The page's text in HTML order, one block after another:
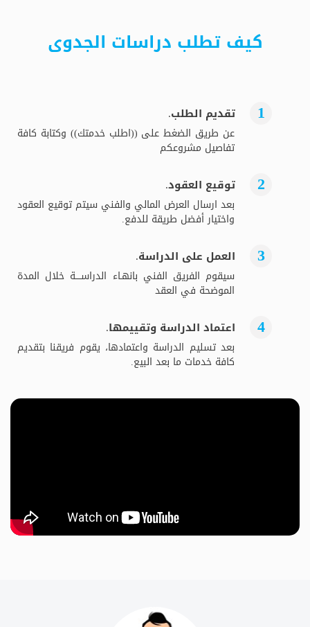
كيف تطلب دراسات الجدوى
تقديم الطلب.
عن طريق الضغط على ((اطلب خدمتك)) وكتابة كافة
تفاصيل مشروعكم
توقيع العقود.
بعد ارسال العرض المالي والفني سيتم توقيع العقود
واختيار أفضل طريقة للدفع.
العمل على الدراسة.
سيقوم الفريق الفني بانهـاء الدراســــة خلال المدة
الموضحة في العقد
اعتماد الدراسة وتقييمها.
بعد تسليم الدراسة واعتمادها، يقوم فريقنا بتقديم
كافة خدمات ما بعد البيع.